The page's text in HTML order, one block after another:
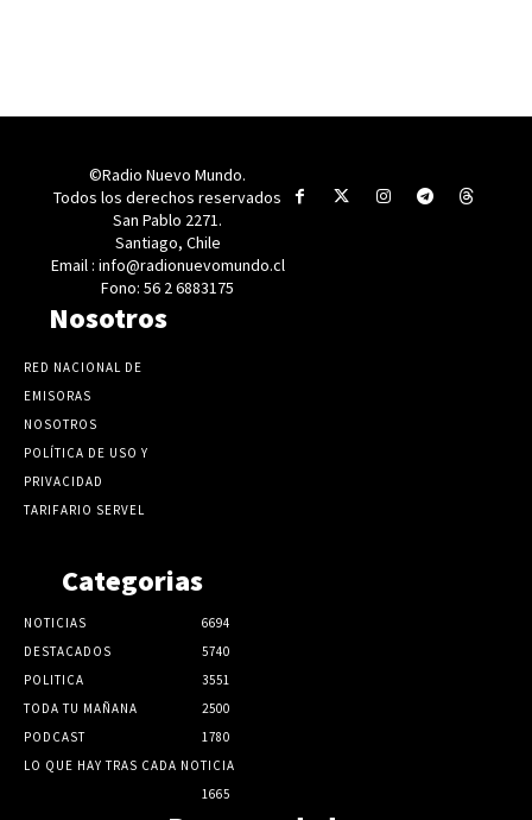
©Radio Nuevo Mundo.
Todos los derechos reservados
San Pablo 2271.
Santiago, Chile
Email : info@radionuevomundo.cl
Fono: 56 2 6883175
Nosotros
RED NACIONAL DE
EMISORAS
NOSOTROS
POLÍTICA DE USO Y
PRIVACIDAD
TARIFARIO SERVEL
Categorias
NOTICIAS
6694
DESTACADOS
5740
POLITICA
3551
TODA TU MAÑANA
2500
PODCAST
1780
LO QUE HAY TRAS CADA NOTICIA
1665